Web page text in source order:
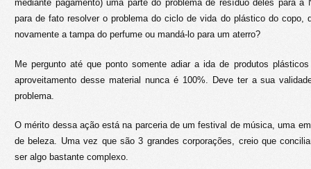
mediante pagamento) uma parte do problema de resíduo deles para
para de fato resolver o problema do ciclo de vida do plástico do copo,
novamente a tampa do perfume ou mandá-lo para um aterro?
Me pergunto até que ponto somente adiar a ida de produtos
aproveitamento desse material nunca é 100%. Deve ter a sua
problema.
O mérito dessa ação está na parceria de um festival de música, uma
de beleza. Uma vez que são 3 grandes corporações, creio que
ser algo bastante complexo.